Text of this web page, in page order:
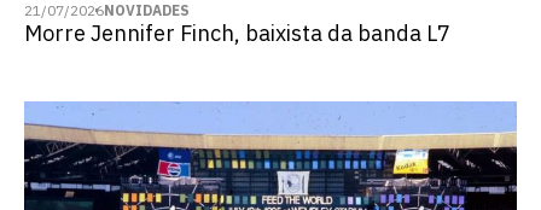
21/07/2026NOVIDADES
Morre Jennifer Finch, baixista da banda L7